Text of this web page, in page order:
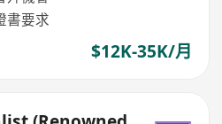
書要求
$12K-35K/月